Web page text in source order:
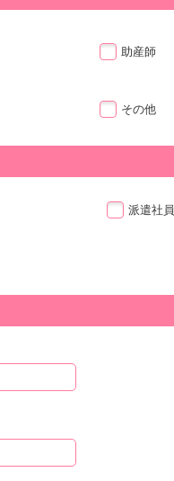
助産師
その他
派遣社員